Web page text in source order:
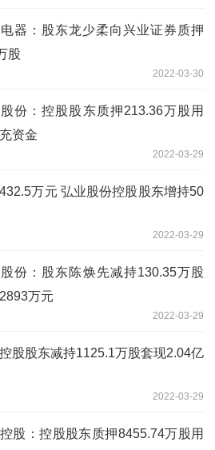
器：股东龙少柔向兴业证券质押
股
2022-03-30
份：控股股东质押213.36万股用
资金
2022-03-29
万元 弘业股份控股股东增持50
2022-03-29
份：股东陈焕先减持130.35万股
万元
2022-03-29
股股东减持1125.1万股套现2.04亿
2022-03-29
股：控股股东质押8455.74万股用